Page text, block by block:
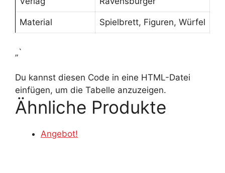
Material Spielbrett, Figuren, Würfel
„`
Du kannst diesen Code in eine HTML-Datei
einfügen, um die Tabelle anzuzeigen.
Ähnliche Produkte
Angebot!